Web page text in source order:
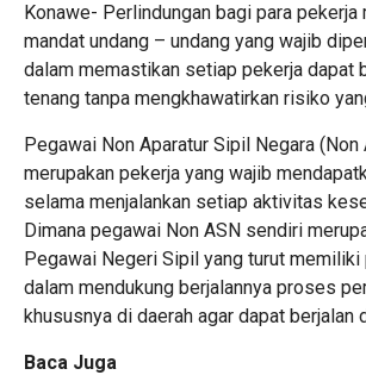
Konawe- Perlindungan bagi para pekerja
mandat undang – undang yang wajib
dalam memastikan setiap pekerja dapat
tenang tanpa mengkhawatirkan risiko
Pegawai Non Aparatur Sipil Negara (Non
merupakan pekerja yang wajib
selama menjalankan setiap aktivitas
Dimana pegawai Non ASN sendiri
Pegawai Negeri Sipil yang turut memiliki
dalam mendukung berjalannya proses
khususnya di daerah agar dapat berjalan
Baca Juga